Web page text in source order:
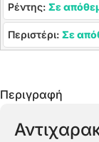
Ρέντης: Σε
Περιστέρι: Σε
Περιγραφή